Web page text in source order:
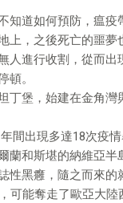
知道如何預防，瘟
上，之後死亡的噩
人進行收割，從而
頓。
丁堡，始建在金角
間出現多達18次疫
蘭和斯堪的納維亞
性黑癰，隨之而來的
可能奪走了歐亞大